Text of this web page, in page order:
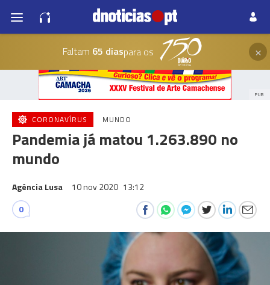
Faltam 65 diaspara os ×
PUB
CORONAVÍRUS MUNDO
Pandemia já matou 1.263.890 no
mundo
Agência Lusa 10 nov 2020 13:12
0